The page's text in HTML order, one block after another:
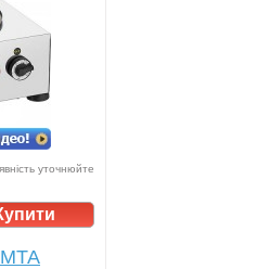
уточнюйте